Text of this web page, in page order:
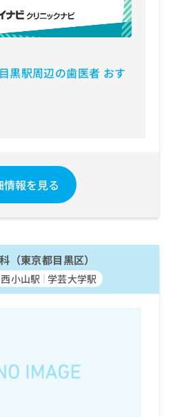
黒駅周辺の歯医者 おす
情報を見る
（東京都目黒区）
西小山駅 学芸大学駅